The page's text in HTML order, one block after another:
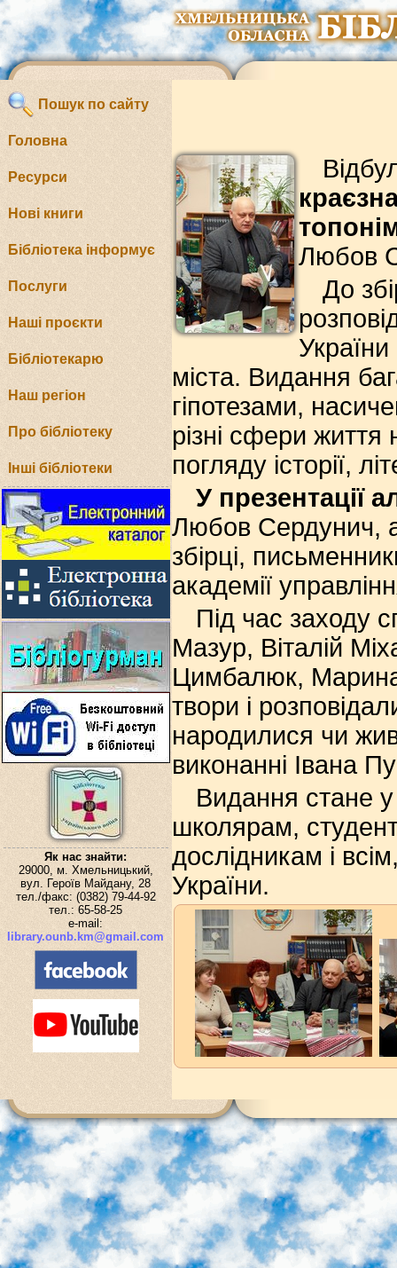
Пошук по сайту
Головна
Ресурси
Нові книги
Бібліотека інформує
Послуги
Наші проєкти
Бібліотекарю
Наш регіон
Про бібліотеку
Інші бібліотеки
Як нас знайти:
29000, м. Хмельницький,
вул. Героїв Майдану, 28
тел./факс: (0382) 79-44-92
тел.: 65-58-25
e-mail:
library.ounb.km@gmail.com
Любов
До
міста. Видання
гіпотезами,
різні сфери життя
погляду історії,
У презентації
Любов Сердунич,
збірці,
академії
Під час заходу
Мазур, Віталій
Цимбалюк,
твори і
народилися чи
виконанні Івана
Видання стане у
школярам,
дослідникам і
України.